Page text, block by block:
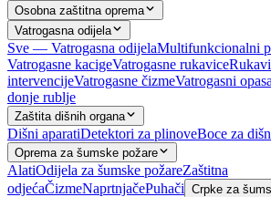
Osobna zaštitna oprema
Vatrogasna odijela
Sve — Vatrogasna odijelaMultifunkcionalni
Vatrogasne kacigeVatrogasne rukavice
intervencijeVatrogasne čizmeVatrogasni
donje rublje
Zaštita dišnih organa
Dišni aparatiDetektori za plinoveBoce za
Oprema za šumske požare
AlatiOdijela za šumske požareZaštitna
odjećaČizmeNaprtnjačePuhači Crpke za